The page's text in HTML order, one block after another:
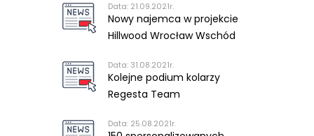
Data: 21.09.2021r.
Nowy najemca w projekcie
Hillwood Wrocław Wschód
Data: 31.08.2021r.
Kolejne podium kolarzy
Regesta Team
Data: 25.08.2021r.